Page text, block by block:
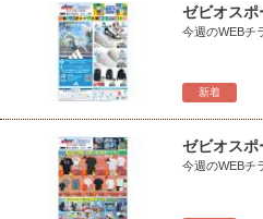
新着
ゼビオスポ
今週のWEBチ
ゼビオスポ
今週のWEBチ